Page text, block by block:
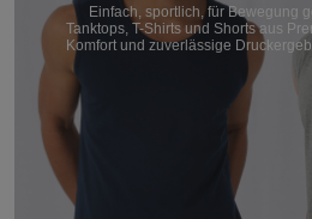
Einfach, sportlich, für Bewegung
Tanktops, T-Shirts und Shorts aus
Komfort und zuverlässige